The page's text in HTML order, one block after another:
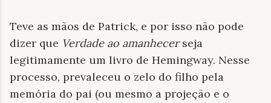
Teve as mãos de Patrick, e por isso não pode
dizer que Verdade ao amanhecerseja
legitimamente um livro de Hemingway. Nesse
processo, prevaleceu o zelo do filho pela
memória do pai (ou mesmo a projeção e o